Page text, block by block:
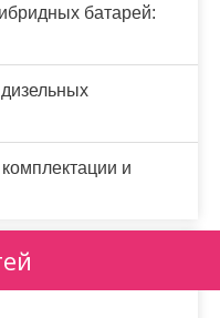
батарей:
и